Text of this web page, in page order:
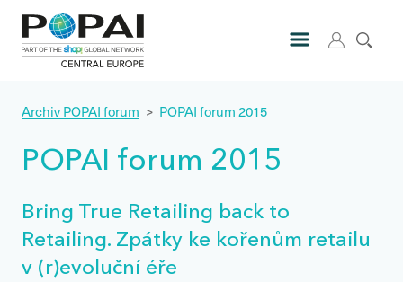
Archiv POPAI forum > POPAI forum 2015
POPAI forum 2015
Bring True Retailing back to
Retailing. Zpátky ke kořenům retailu
v (r)evoluční éře